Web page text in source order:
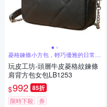
菱格鍊條小方包，輕巧優雅的日常搭
配
玩皮工坊-頭層牛皮菱格紋鍊條
肩背方包女包LB1253
$992 85折
限時下殺 券